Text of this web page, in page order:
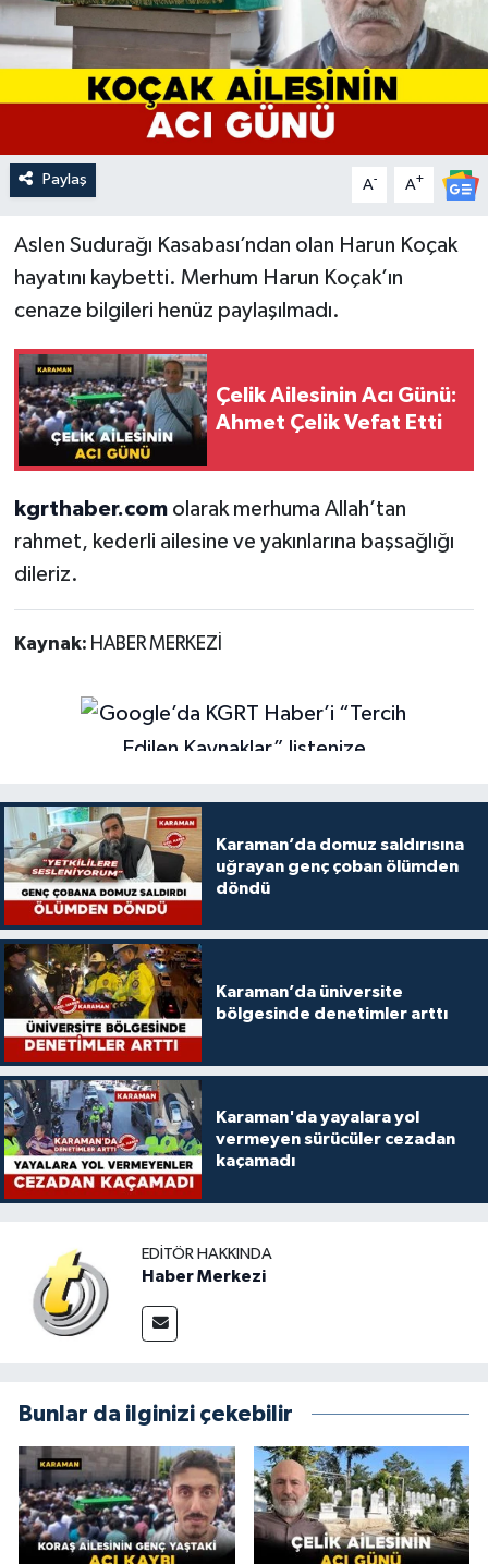
Paylaş A- A+
Aslen Sudurağı Kasabası’ndan olan Harun Koçak
hayatını kaybetti. Merhum Harun Koçak’ın
cenaze bilgileri henüz paylaşılmadı.
Çelik Ailesinin Acı Günü:
Ahmet Çelik Vefat Etti
kgrthaber.com olarak merhuma Allah’tan
rahmet, kederli ailesine ve yakınlarına başsağlığı
dileriz.
Kaynak: HABER MERKEZİ
Karaman’da domuz saldırısına
uğrayan genç çoban ölümden
döndü
Karaman’da üniversite
bölgesinde denetimler arttı
Karaman'da yayalara yol
vermeyen sürücüler cezadan
kaçamadı
EDITÖR HAKKINDA
Haber Merkezi
Bunlar da ilginizi çekebilir